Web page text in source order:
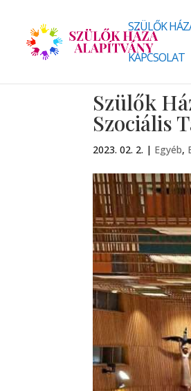
SZÜLŐK
KAPCSOLAT
Szülők
Szociális
2023. 02. 2. | Egyéb,